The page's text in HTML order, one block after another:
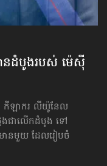
ន​ដំបូងរបស់ ម៉េស៊ី
ន កីឡាករ លីយ៉ូនែល
ងជាលើកដំបូង ទៅ
ានមួយ ដែលរៀបចំ